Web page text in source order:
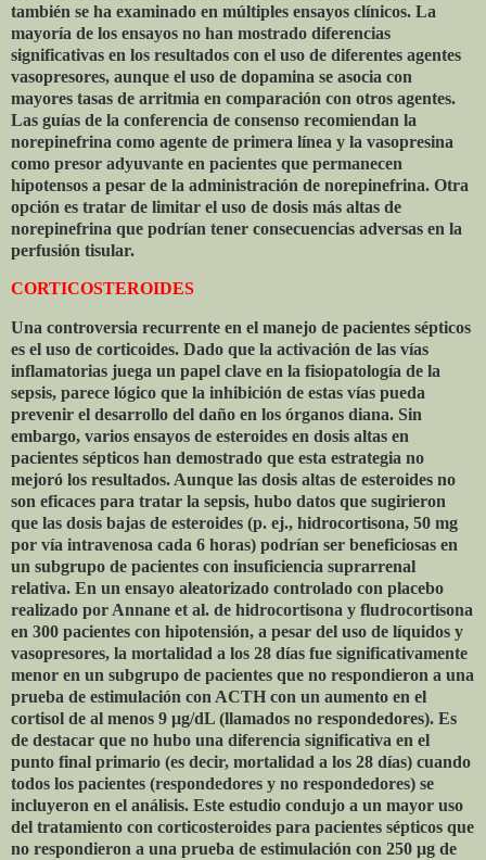
también se ha examinado en múltiples ensayos clínicos. La
mayoría de los ensayos no han mostrado diferencias
significativas en los resultados con el uso de diferentes agentes
vasopresores, aunque el uso de dopamina se asocia con
mayores tasas de arritmia en comparación con otros agentes.
Las guías de la conferencia de consenso recomiendan la
norepinefrina como agente de primera línea y la vasopresina
como presor adyuvante en pacientes que permanecen
hipotensos a pesar de la administración de norepinefrina. Otra
opción es tratar de limitar el uso de dosis más altas de
norepinefrina que podrían tener consecuencias adversas en la
perfusión tisular.
CORTICOSTEROIDES
Una controversia recurrente en el manejo de pacientes sépticos
es el uso de corticoides. Dado que la activación de las vías
inflamatorias juega un papel clave en la fisiopatología de la
sepsis, parece lógico que la inhibición de estas vías pueda
prevenir el desarrollo del daño en los órganos diana. Sin
embargo, varios ensayos de esteroides en dosis altas en
pacientes sépticos han demostrado que esta estrategia no
mejoró los resultados. Aunque las dosis altas de esteroides no
son eficaces para tratar la sepsis, hubo datos que sugirieron
que las dosis bajas de esteroides (p. ej., hidrocortisona, 50 mg
por vía intravenosa cada 6 horas) podrían ser beneficiosas en
un subgrupo de pacientes con insuficiencia suprarrenal
relativa. En un ensayo aleatorizado controlado con placebo
realizado por Annane et al. de hidrocortisona y fludrocortisona
en 300 pacientes con hipotensión, a pesar del uso de líquidos y
vasopresores, la mortalidad a los 28 días fue significativamente
menor en un subgrupo de pacientes que no respondieron a una
prueba de estimulación con ACTH con un aumento en el
cortisol de al menos 9 μg/dL (llamados no respondedores). Es
de destacar que no hubo una diferencia significativa en el
punto final primario (es decir, mortalidad a los 28 días) cuando
todos los pacientes (respondedores y no respondedores) se
incluyeron en el análisis. Este estudio condujo a un mayor uso
del tratamiento con corticosteroides para pacientes sépticos que
no respondieron a una prueba de estimulación con 250 μg de